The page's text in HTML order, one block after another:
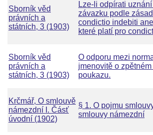
Sborník věd
právních a
státních, 3 (1903)
Lze-li odpírati
závazku podle
condictio indebiti
které platí pro
Sborník věd
právních a
státních, 3 (1903)
O odporu mezi
jmenovitě o
poukazu.
Krčmář, O smlouvě
námezdní I. Čásť
úvodní (1902)
§ 1. O pojmu
smlouvy námezdní